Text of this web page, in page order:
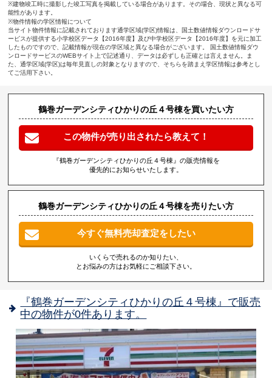
※建物竣工時に撮影した竣工写真を掲載している場合があります。その場合、現状と異なる可
能性があります。
※物件情報の学区情報について
当サイト物件情報に記載されております通学区域(学区)情報は、国土数値情報ダウンロードサ
ービスが提供する小学校区データ【2016年度】及び中学校区データ【2016年度】を元に加工
したものですので、記載情報が現在の学区域と異なる場合がございます。 国土数値情報ダウ
ンロードサービスのWEBサイト上で記述通り、データは必ずしも正確とは言えません。ま
た、通学区域(学区)は毎年見直しの対象となりますので、そちらを踏まえ学区情報は参考とし
てご活用下さい。
鶴巻ガーデンシティひかりの丘４号棟を買いたい方
この物件が売り出されたら教えて！
『鶴巻ガーデンシティひかりの丘４号棟』の販売情報を
優先的にお知らせいたします。
鶴巻ガーデンシティひかりの丘４号棟を売りたい方
今すぐ無料売却査定をしたい
いくらで売れるのか知りたい、
とお悩みの方はお気軽にご相談下さい。
『鶴巻ガーデンシティひかりの丘４号棟』で販売
中の物件が0件あります。